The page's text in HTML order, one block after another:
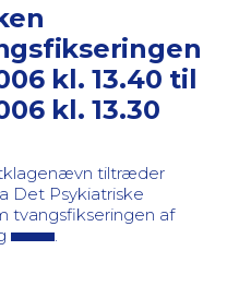
kl. 13.40 til
kl. 13.30
tiltræder
Det Psykiatriske
tvangsfikseringen af